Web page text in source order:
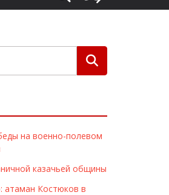
на военно-полевом
казачьей общины
атаман Костюков в